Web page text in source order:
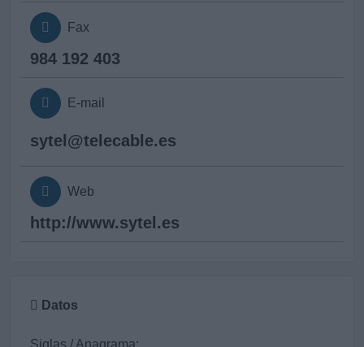
Fax
984 192 403
E-mail
sytel@telecable.es
Web
http://www.sytel.es
Datos
Siglas / Anagrama: